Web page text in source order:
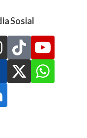
Sosial